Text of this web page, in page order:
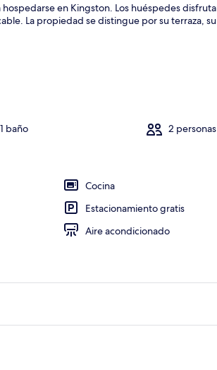
desde la habitación
en Kingston. Los huéspedes
La propiedad se distingue por su terraza,
1 baño 2 personas
Cocina
Estacionamiento gratis
Aire acondicionado